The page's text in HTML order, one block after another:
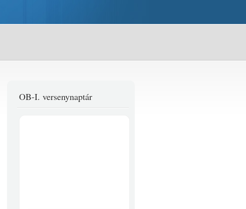
OB-I. versenynaptár